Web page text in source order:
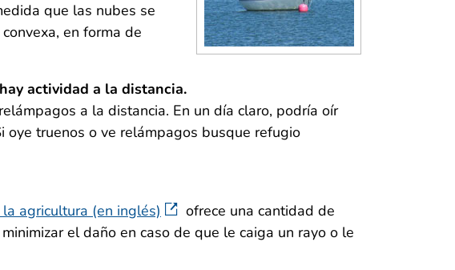
que las nubes se
en forma de
actividad a la distancia.
a la distancia. En un día claro, podría oír
truenos o ve relámpagos busque refugio
agricultura (en inglés)
ofrece una cantidad de
el daño en caso de que le caiga un rayo o le